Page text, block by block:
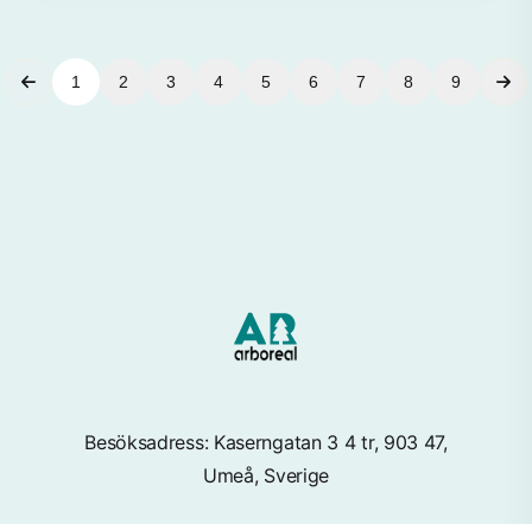
1 2 3 4 5 6 7 8 9
Besöksadress: Kaserngatan 3 4 tr, 903 47,
Umeå, Sverige